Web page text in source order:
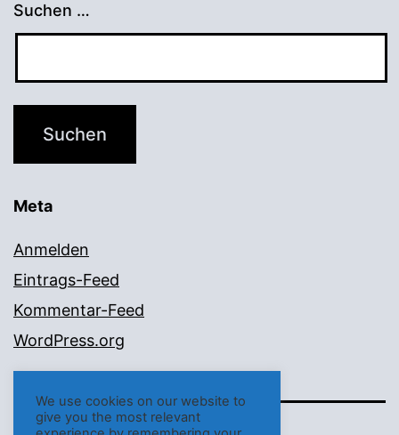
Suchen …
Meta
Anmelden
Eintrags-Feed
Kommentar-Feed
WordPress.org
We use cookies on our website to
give you the most relevant